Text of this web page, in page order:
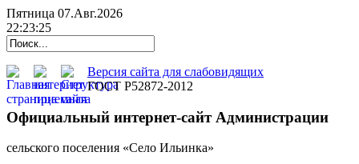
Пятница 07.Авг.2026
22:23:26
Версия сайта для слабовидящих
ГОСТ Р52872-2012
Официальный интернет-сайт Администрации
cельского поселения «Село Ильинка»